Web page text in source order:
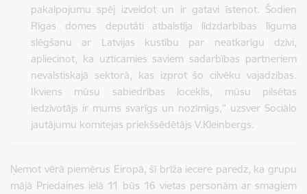
pakalpojumu spēj izveidot un ir gatavi īstenot. Šodien
Rīgas domes deputāti atbalstīja līdzdarbības līguma
slēgšanu ar Latvijas kustību par neatkarīgu dzīvi,
apliecinot, ka uzticamies saviem sadarbības partneriem
nevalstiskajā sektorā, kas izprot šo cilvēku vajadzības.
Ikviens mūsu sabiedrības loceklis, mūsu pilsētas
iedzīvotājs ir mums svarīgs un nozīmīgs,” uzsver Sociālo
jautājumu komitejas priekšsēdētājs V.Kleinbergs.
Ņemot vērā piemērus Eiropā, šī brīža iecere paredz, ka grupu
mājā Priedaines ielā 11 būs 16 vietas personām ar smagiem